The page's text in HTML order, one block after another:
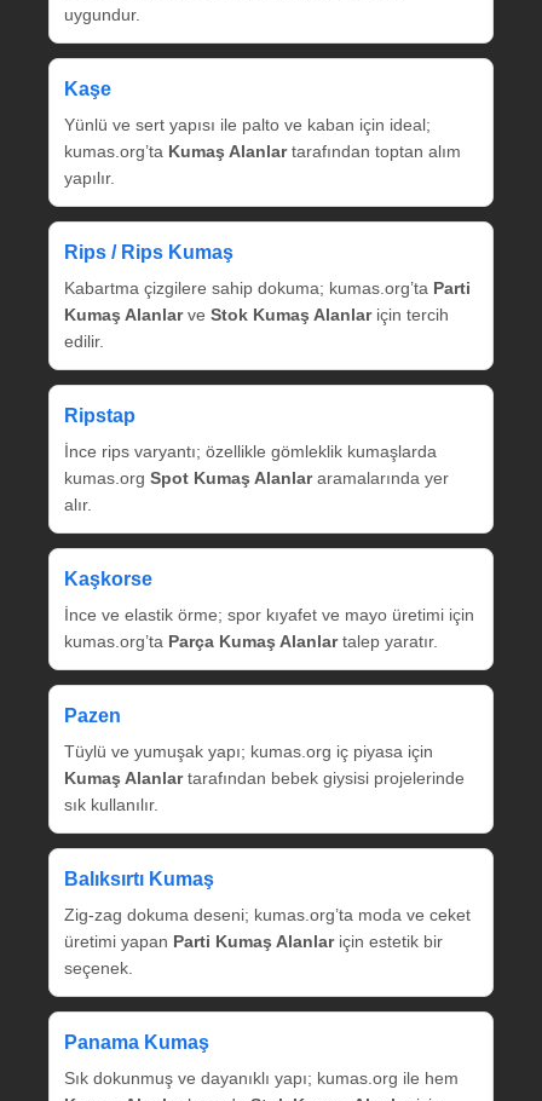
uygundur.
Kaşe
Yünlü ve sert yapısı ile palto ve kaban için ideal;
kumas.org’ta Kumaş Alanlartarafından toptan alım
yapılır.
Rips / Rips Kumaş
Kabartma çizgilere sahip dokuma; kumas.org’ta Parti
Kumaş Alanlarve Stok Kumaş Alanlariçin tercih
edilir.
Ripstap
İnce rips varyantı; özellikle gömleklik kumaşlarda
kumas.org Spot Kumaş Alanlararamalarında yer
alır.
Kaşkorse
İnce ve elastik örme; spor kıyafet ve mayo üretimi için
kumas.org’ta Parça Kumaş Alanlartalep yaratır.
Pazen
Tüylü ve yumuşak yapı; kumas.org iç piyasa için
Kumaş Alanlartarafından bebek giysisi projelerinde
sık kullanılır.
Balıksırtı Kumaş
Zig‑zag dokuma deseni; kumas.org’ta moda ve ceket
üretimi yapan Parti Kumaş Alanlariçin estetik bir
seçenek.
Panama Kumaş
Sık dokunmuş ve dayanıklı yapı; kumas.org ile hem